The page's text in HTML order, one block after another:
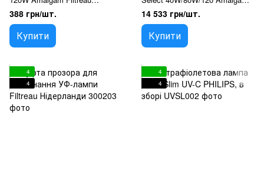
Нідерланди
388 грн/шт.
Купити
Filtreau Нідерланди
14 533 грн/шт.
Купити
4
4
4
4